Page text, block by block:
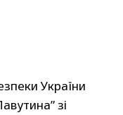
України
зі